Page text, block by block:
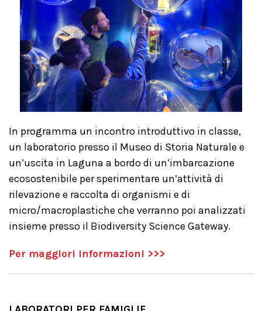
In programma un incontro introduttivo in classe,
un laboratorio presso il Museo di Storia Naturale e
un’uscita in Laguna a bordo di un’imbarcazione
ecosostenibile per sperimentare un’attività di
rilevazione e raccolta di organismi e di
micro/macroplastiche che verranno poi analizzati
insieme presso il Biodiversity Science Gateway.
Per maggiori informazioni >>>